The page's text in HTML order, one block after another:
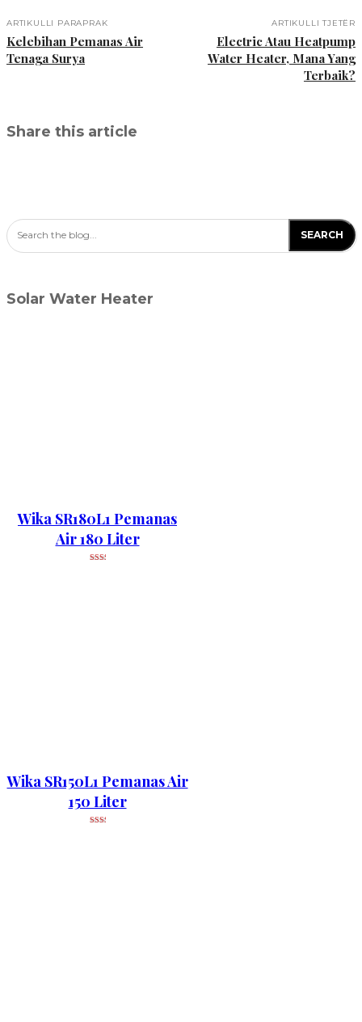
ARTIKULLI PARAPRAK
Kelebihan Pemanas Air
Tenaga Surya
ARTIKULLI TJETËR
Electric Atau Heatpump
Water Heater, Mana Yang
Terbaik?
Share this article
Search the blog... SEARCH
Solar Water Heater
Wika SR180L1 Pemanas
Air 180 Liter
Wika SR150L1 Pemanas Air
150 Liter